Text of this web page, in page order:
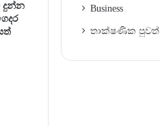
දුන්න
Business
තාක්ෂණික පුවත්